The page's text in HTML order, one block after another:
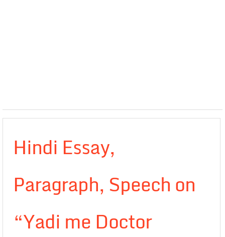
Hindi Essay,
Paragraph, Speech on
“Yadi me Doctor